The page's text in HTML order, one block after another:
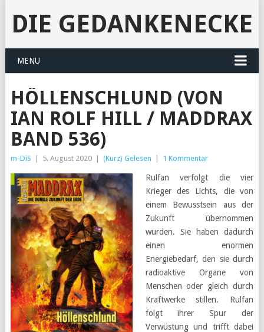
DIE GEDANKENECKE
MENU
HÖLLENSCHLUND (VON
IAN ROLF HILL / MADDRAX
BAND 536)
m-DiS 5. August 2020 (Kurz) Gelesen 1 Kommentar
Rulfan verfolgt die vier
Krieger des Lichts, die von
einem Bewusstsein aus der
Zukunft übernommen
wurden. Sie haben dadurch
einen enormen
Energiebedarf, den sie durch
radioaktive Organe von
Menschen oder gleich durch
Kraftwerke stillen. Rulfan
folgt ihrer Spur der
Verwüstung und trifft dabei